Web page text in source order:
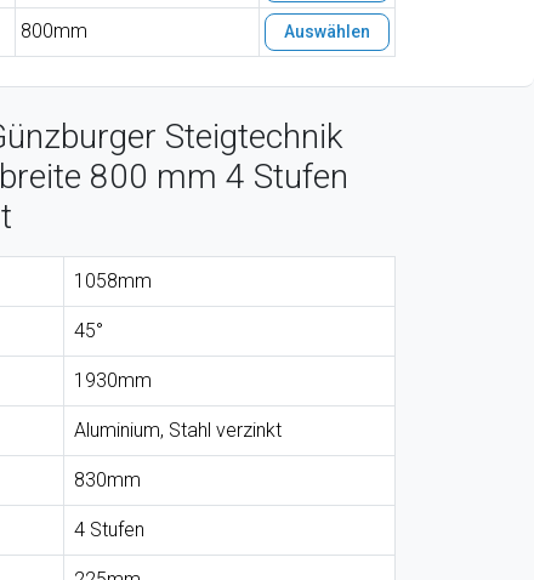
800mm Auswählen
Steigtechnik
800 mm 4 Stufen
1058mm
45°
1930mm
Aluminium, Stahl verzinkt
830mm
4 Stufen